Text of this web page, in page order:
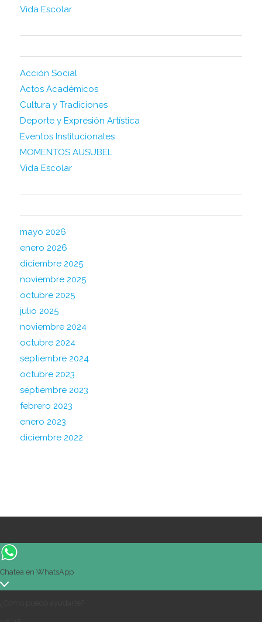
Vida Escolar
Acción Social
Actos Académicos
Cultura y Tradiciones
Deporte y Expresión Artística
Eventos Institucionales
MOMENTOS AUSUBEL
Vida Escolar
mayo 2026
enero 2026
diciembre 2025
noviembre 2025
octubre 2025
julio 2025
noviembre 2024
octubre 2024
septiembre 2024
octubre 2023
septiembre 2023
febrero 2023
enero 2023
diciembre 2022
Chatea en WhatsApp